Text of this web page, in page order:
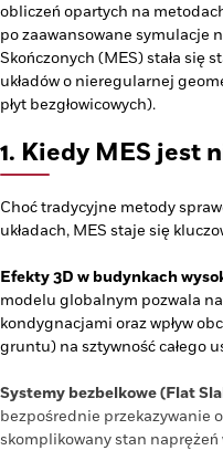
obliczeń opartych na
po zaawansowane symulacje
Skończonych (MES) stała się
układów o nieregularnej
płyt bezgłowicowych).
1. Kiedy MES jest
Choć tradycyjne metody
układach, MES staje się
Efekty 3D w budynkach
modelu globalnym pozwala
kondygnacjami oraz wpływ
gruntu) na sztywność całego
Systemy bezbelkowe (Flat
bezpośrednie przekazywanie
skomplikowany stan